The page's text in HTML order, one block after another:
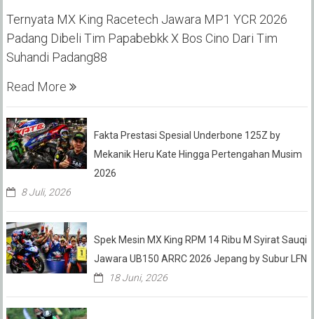
Ternyata MX King Racetech Jawara MP1 YCR 2026
Padang Dibeli Tim Papabebkk X Bos Cino Dari Tim
Suhandi Padang88
Read More
Fakta Prestasi Spesial Underbone 125Z by
Mekanik Heru Kate Hingga Pertengahan Musim
2026
8 Juli, 2026
Spek Mesin MX King RPM 14 Ribu M Syirat Sauqi
Jawara UB150 ARRC 2026 Jepang by Subur LFN
18 Juni, 2026